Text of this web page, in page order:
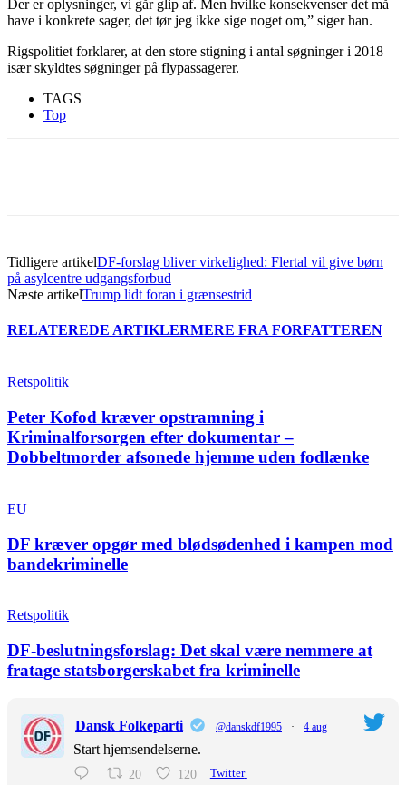
Der er oplysninger, vi går glip af. Men hvilke konsekvenser det må
have i konkrete sager, det tør jeg ikke sige noget om,” siger han.
Rigspolitiet forklarer, at den store stigning i antal søgninger i 2018
især skyldtes søgninger på flypassagerer.
TAGS
Top
Tidligere artikelDF-forslag bliver virkelighed: Flertal vil give børn
på asylcentre udgangsforbud
Næste artikelTrump lidt foran i grænsestrid
RELATEREDE ARTIKLERMERE FRA FORFATTEREN
Retspolitik
Peter Kofod kræver opstramning i
Kriminalforsorgen efter dokumentar –
Dobbeltmorder afsonede hjemme uden fodlænke
EU
DF kræver opgør med blødsødenhed i kampen mod
bandekriminelle
Retspolitik
DF-beslutningsforslag: Det skal være nemmere at
fratage statsborgerskabet fra kriminelle
Dansk Folkeparti @danskdf1995 · 4 aug
Start hjemsendelserne.
20 120 Twitter